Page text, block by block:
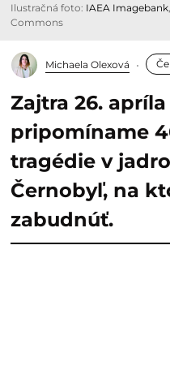
Ilustračná foto: IAEA Imagebank
Commons
Michaela Olexová
Zajtra 26. apríla
pripomíname
tragédie v
Černobyľ, na
zabudnúť.